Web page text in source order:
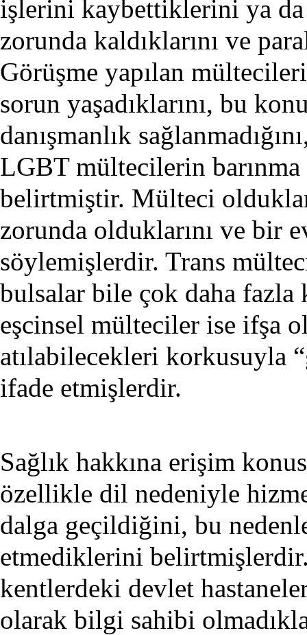
işlerini kaybettiklerini ya
zorunda kaldıklarını ve
Görüşme yapılan
sorun yaşadıklarını, bu
danışmanlık
LGBT mültecilerin barınma
belirtmiştir. Mülteci
zorunda olduklarını ve bir
söylemişlerdir. Trans
bulsalar bile çok daha fazla
eşcinsel mülteciler ise ifşa
atılabilecekleri korkusuyla
ifade etmişlerdir.
Sağlık hakkına erişim
özellikle dil nedeniyle
dalga geçildiğini, bu
etmediklerini
kentlerdeki devlet
olarak bilgi sahibi